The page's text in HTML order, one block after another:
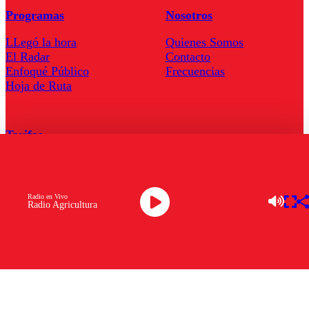
Radio Agricultura
Radio en Vivo
Programas
LLegó la hora
El Radar
Enfoqué Público
Hoja de Ruta
Nosotros
Quienes Somos
Contacto
Frecuencias
Tarifas
Descarga la APP